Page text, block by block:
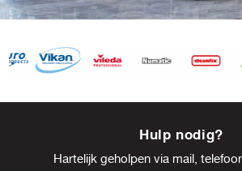
Hulp nodig?
Hartelijk geholpen via mail,